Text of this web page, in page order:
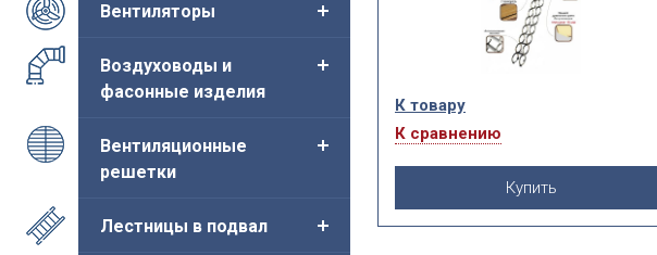
Вентиляторы
Воздуховоды и
фасонные изделия
Вентиляционные
решетки
Лестницы в подвал
К товару
К сравнению
Купить